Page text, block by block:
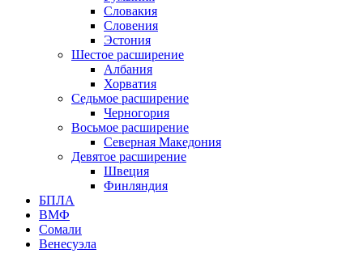
Словакия
Словения
Эстония
Шестое расширение
Албания
Хорватия
Седьмое расширение
Черногория
Восьмое расширение
Северная Македония
Девятое расширение
Швеция
Финляндия
БПЛА
ВМФ
Сомали
Венесуэла